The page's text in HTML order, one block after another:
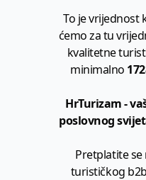
To je vrijednost
ćemo za tu
kvalitetne
minimalno
HrTurizam -
poslovnog
Pretplatite se
turističkog